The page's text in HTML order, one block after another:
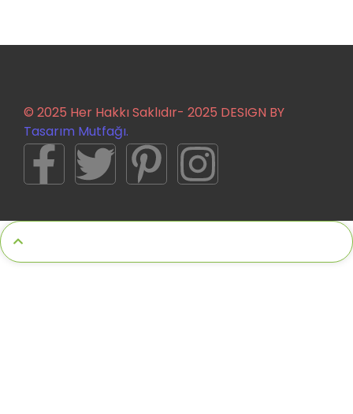
© 2025 Her Hakkı Saklıdır- 2025 DESIGN BY
Tasarım Mutfağı.